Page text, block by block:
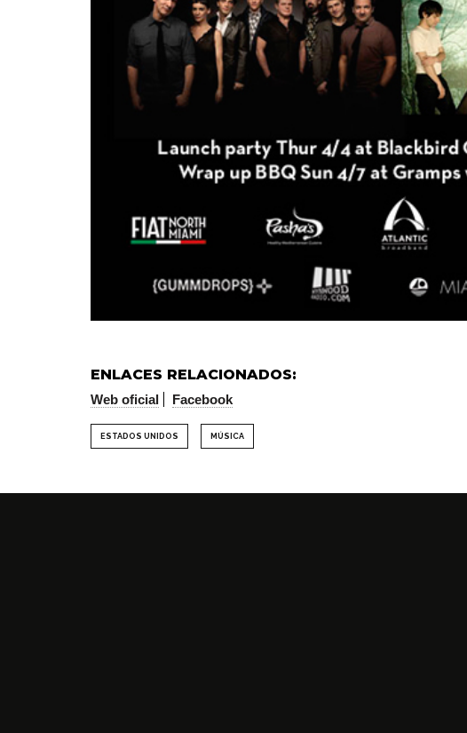
ENLACES RELACIONADOS:
Web oficial Facebook
ESTADOS UNIDOS MÚSICA